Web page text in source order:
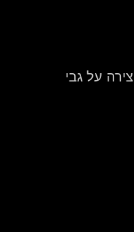
על גבי